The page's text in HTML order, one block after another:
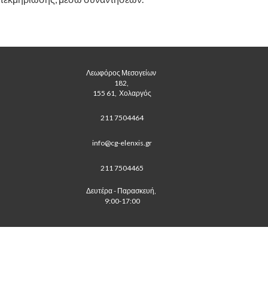
Λεωφόρος Μεσογείων
182,
155 61,  Χολαργός
211 7504464
info@cg-elenxis.gr
211 7504465
Δευτέρα - Παρασκευή,
9:00-17:00